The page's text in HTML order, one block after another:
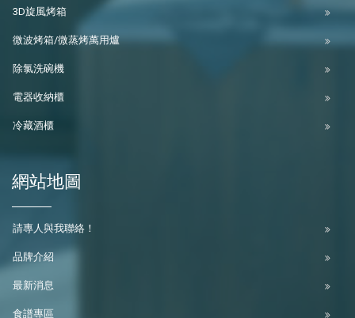
3D旋風烤箱
微波烤箱/微蒸烤萬用爐
除氯洗碗機
電器收納櫃
冷藏酒櫃
網站地圖
請專人與我聯絡！
品牌介紹
最新消息
食譜專區